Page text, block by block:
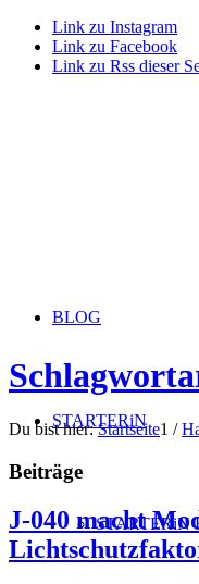
Link zu Instagram
Link zu Facebook
Link zu Rss dieser
BLOG
STARTERiN
STARTERiN
Du bist hier: Startseite1 /
Beiträge
J-040 macht